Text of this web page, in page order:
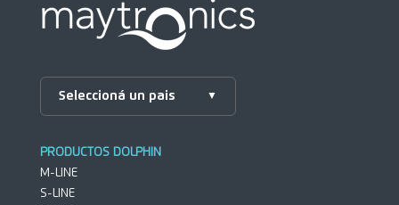
Seleccioná un pais
PRODUCTOS DOLPHIN
M-LINE
S-LINE